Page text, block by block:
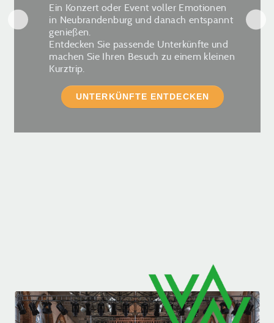
Ein Konzert oder Event voller Emotionen
in Neubrandenburg und danach entspannt
genießen.
Entdecken Sie passende Unterkünfte und
machen Sie Ihren Besuch zu einem kleinen
Kurztrip.
UNTERKÜNFTE ENTDECKEN